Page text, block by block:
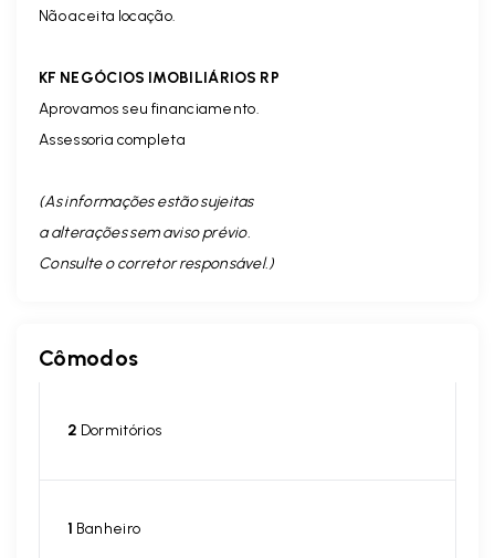
Não aceita locação.
KF NEGÓCIOS IMOBILIÁRIOS RP
Aprovamos seu financiamento.
Assessoria completa
(As informações estão sujeitas
a alterações sem aviso prévio.
Consulte o corretor responsável. )
Cômodos
2 Dormitórios
1 Banheiro